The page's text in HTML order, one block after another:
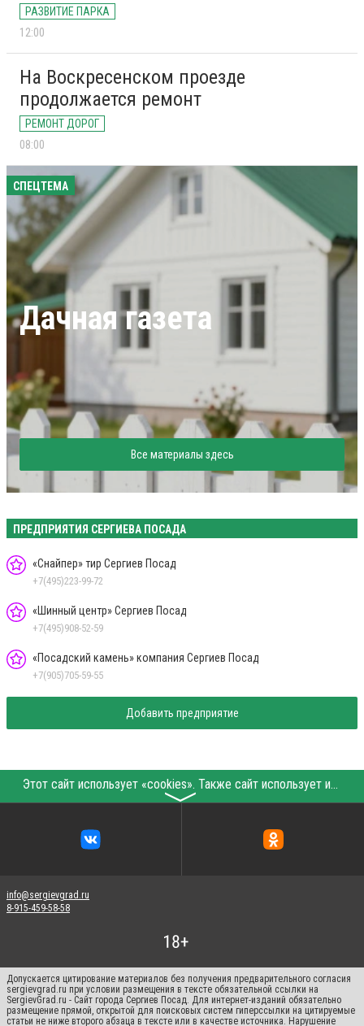
РАЗВИТИЕ ПАРКА
12:00
На Воскресенском проезде
продолжается ремонт
РЕМОНТ ДОРОГ
08:00
СПЕЦТЕМА
Дачная газета
Все материалы здесь
ПРЕДПРИЯТИЯ СЕРГИЕВА ПОСАДА
«Снайпер» тир Сергиев Посад
+7(495)223-99-72
«Шинный центр» Сергиев Посад
+7(495)908-52-59
«Посадский камень» компания Сергиев Посад
+7(905)705-59-55
Добавить предприятие
Этот сайт использует «cookies». Также сайт использует интернет-сервис для сбора технических данных касательно посетителей с целью получения маркетинговой и статистической информации. Условия обработки данных посетителей сайта см.
〉
info@sergievgrad.ru
8-915-459-58-58
Допускается цитирование материалов без получения предварительного согласия
sergievgrad.ru при условии размещения в тексте обязательной ссылки на
SergievGrad.ru - Сайт города Сергиев Посад. Для интернет-изданий обязательно
размещение прямой, открытой для поисковых систем гиперссылки на цитируемые
статьи не ниже второго абзаца в тексте или в качестве источника. Нарушение